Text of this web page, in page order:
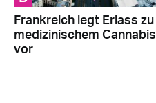
Frankreich legt Erlass zu
medizinischem Cannabis
vor